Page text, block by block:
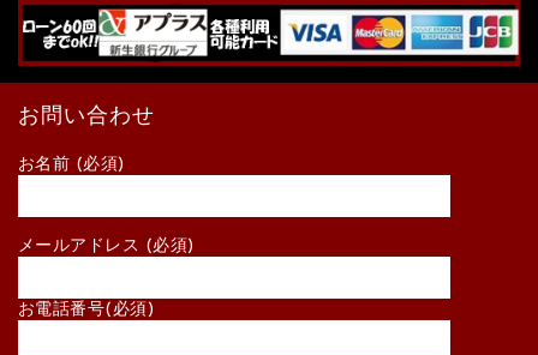
お問い合わせ
お名前 (必須)
メールアドレス (必須)
お電話番号(必須)